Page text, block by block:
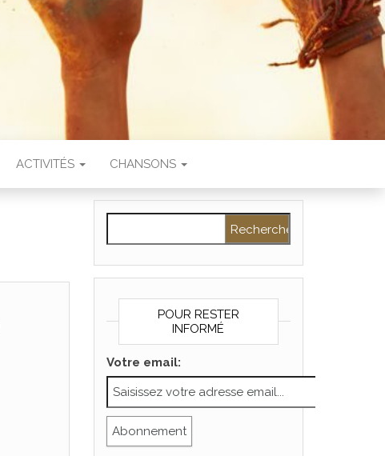
ACTIVITÉS CHANSONS
POUR RESTER
INFORMÉ
Votre email: